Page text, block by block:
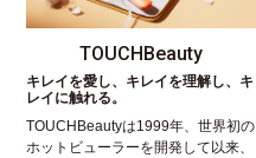
TOUCHBeauty
キレイを愛し、キレイを理解し、キ
レイに触れる。
TOUCHBeautyは1999年、世界初の
ホットビューラーを開発して以来、